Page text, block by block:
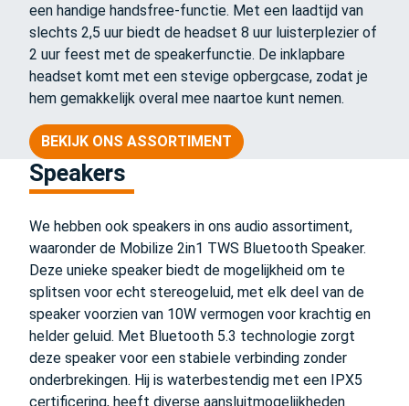
een handige handsfree-functie. Met een laadtijd van
slechts 2,5 uur biedt de headset 8 uur luisterplezier of
2 uur feest met de speakerfunctie. De inklapbare
headset komt met een stevige opbergcase, zodat je
hem gemakkelijk overal mee naartoe kunt nemen.
BEKIJK ONS ASSORTIMENT
Speakers
We hebben ook speakers in ons audio assortiment,
waaronder de Mobilize 2in1 TWS Bluetooth Speaker.
Deze unieke speaker biedt de mogelijkheid om te
splitsen voor echt stereogeluid, met elk deel van de
speaker voorzien van 10W vermogen voor krachtig en
helder geluid. Met Bluetooth 5.3 technologie zorgt
deze speaker voor een stabiele verbinding zonder
onderbrekingen. Hij is waterbestendig met een IPX5
certificering, heeft diverse aansluitmogelijkheden